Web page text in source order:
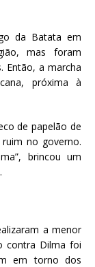
da Batata em
mas foram
Então, a marcha
próxima à
de papelão de
no governo.
brincou um
a menor
contra Dilma foi
em torno dos